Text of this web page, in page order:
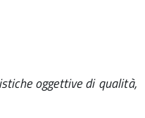
oggettive di qualità,